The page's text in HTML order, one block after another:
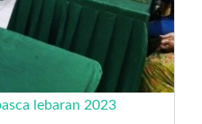
lebaran 2023